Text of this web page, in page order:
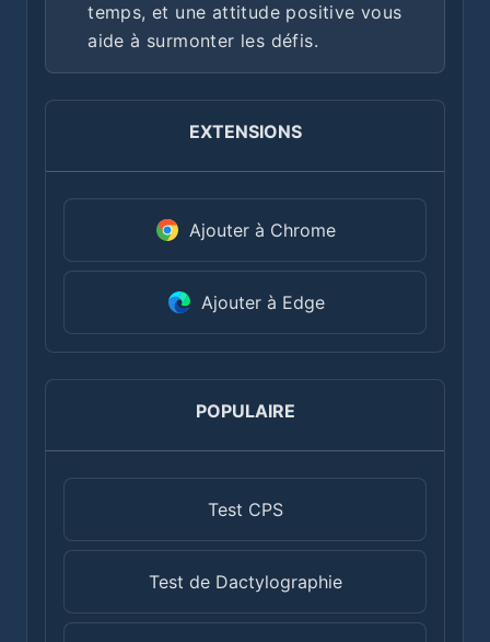
temps, et une attitude positive vous
aide à surmonter les défis.
EXTENSIONS
Ajouter à Chrome
Ajouter à Edge
POPULAIRE
Test CPS
Test de Dactylographie